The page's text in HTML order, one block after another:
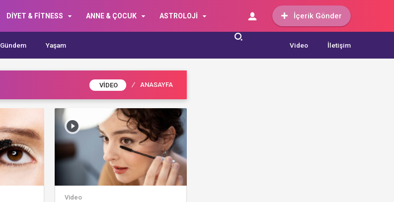
DİYET & FİTNESS ANNE & ÇOCUK ASTROLOJİ İçerik Gönder
Gündem Yaşam Video İletişim
VIDEO / ANASAYFA
Video